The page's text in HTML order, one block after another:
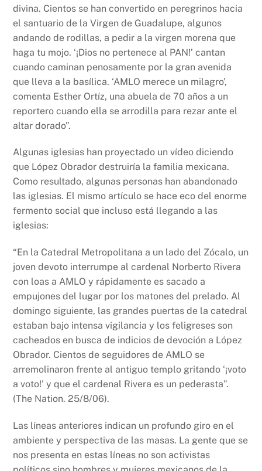
divina. Cientos se han convertido en peregrinos hacia
el santuario de la Virgen de Guadalupe, algunos
andando de rodillas, a pedir a la virgen morena que
haga tu mojo. ‘¡Dios no pertenece al PAN!’ cantan
cuando caminan penosamente por la gran avenida
que lleva a la basílica. ‘AMLO merece un milagro’,
comenta Esther Ortíz, una abuela de 70 años a un
reportero cuando ella se arrodilla para rezar ante el
altar dorado”.
Algunas iglesias han proyectado un vídeo diciendo
que López Obrador destruiría la familia mexicana.
Como resultado, algunas personas han abandonado
las iglesias. El mismo artículo se hace eco del enorme
fermento social que incluso está llegando a las
iglesias:
“En la Catedral Metropolitana a un lado del Zócalo, un
joven devoto interrumpe al cardenal Norberto Rivera
con loas a AMLO y rápidamente es sacado a
empujones del lugar por los matones del prelado. Al
domingo siguiente, las grandes puertas de la catedral
estaban bajo intensa vigilancia y los feligreses son
cacheados en busca de indicios de devoción a López
Obrador. Cientos de seguidores de AMLO se
arremolinaron frente al antiguo templo gritando ‘¡voto
a voto!’ y que el cardenal Rivera es un pederasta”.
(The Nation. 25/8/06).
Las líneas anteriores indican un profundo giro en el
ambiente y perspectiva de las masas. La gente que se
nos presenta en estas líneas no son activistas